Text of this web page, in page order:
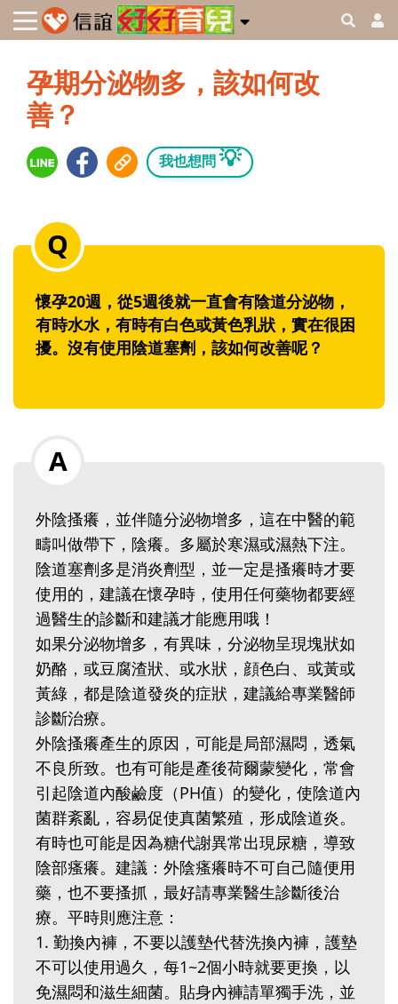
孕期分泌物多，該如何改
善？
我也想問 💡
懷孕20週，從5週後就一直會有陰道分泌物，
有時水水，有時有白色或黃色乳狀，實在很困
擾。沒有使用陰道塞劑，該如何改善呢？‭ ‬
外陰搔癢，並伴隨分泌物增多，這在中醫的範
疇叫做帶下，陰癢。多屬於寒濕或濕熱下注。
陰道塞劑多是消炎劑型，並一定是搔癢時才要
使用的，建議在懷孕時，使用任何藥物都要經
過醫生的診斷和建議才能應用哦！‭ ‬‭ ‬
如果分泌物增多，有異味，分泌物呈現塊狀如
奶酪，或豆腐渣狀、或水狀，顔色白、或黃或
黃綠，都是陰道發炎的症狀，建議給專業醫師
診斷治療。‭ ‬
外陰搔癢產生的原因，可能是局部濕悶，透氣
不良所致。也有可能是產後荷爾蒙變化，常會
引起陰道內酸鹼度（PH值）的變化，使陰道內
菌群紊亂，容易促使真菌繁殖，形成陰道炎。
有時也可能是因為糖代謝異常出現尿糖，導致
陰部瘙癢。建議：外陰瘙癢時不可自己隨便用
藥，也不要搔抓，最好請專業醫生診斷後治
療。平時則應注意：‭ ‬
1‭.‬ 勤換內褲，不要以護墊代替洗換內褲，護墊
不可以使用過久，每1~2個小時就要更換，以
免濕悶和滋生細菌。貼身內褲請單獨手洗，並